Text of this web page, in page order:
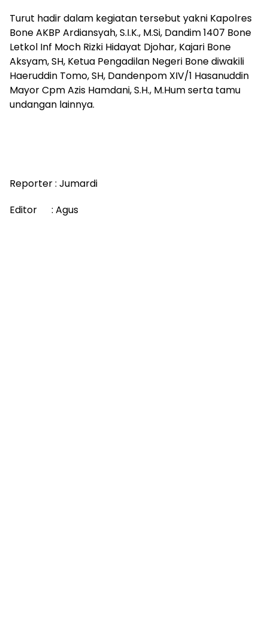
Turut hadir dalam kegiatan tersebut yakni Kapolres
Bone AKBP Ardiansyah, S.I.K., M.Si, Dandim 1407 Bone
Letkol Inf Moch Rizki Hidayat Djohar, Kajari Bone
Aksyam, SH, Ketua Pengadilan Negeri Bone diwakili
Haeruddin Tomo, SH, Dandenpom XIV/1 Hasanuddin
Mayor Cpm Azis Hamdani, S.H., M.Hum serta tamu
undangan lainnya.
Reporter : Jumardi
Editor : Agus